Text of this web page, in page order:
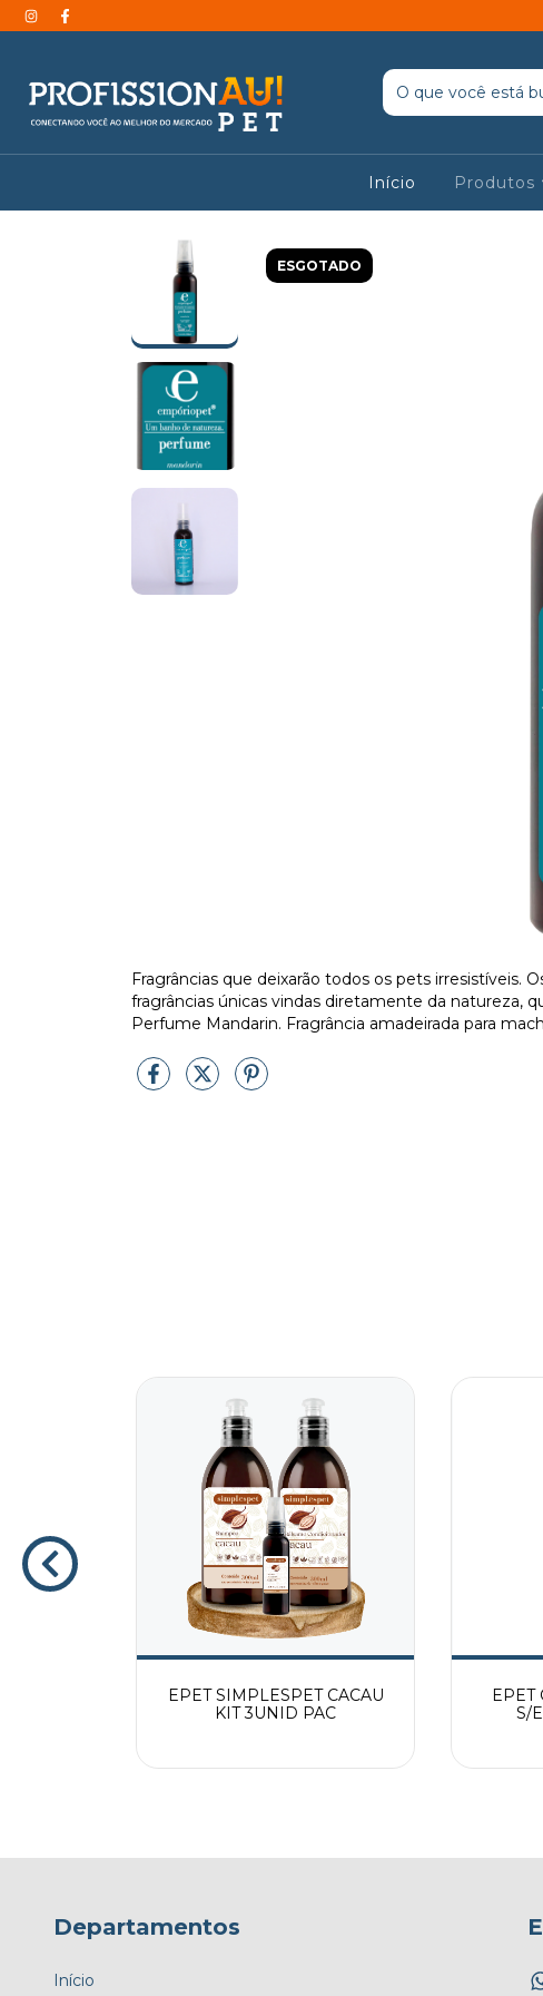
Início Produtos
ESGOTADO
Fragrâncias que deixarão todos os pets
fragrâncias únicas vindas diretamente da natureza,
Perfume Mandarin. Fragrância amadeirada para
EPET SIMPLESPET CACAU
KIT 3UNID PAC
S/
Departamentos
Início